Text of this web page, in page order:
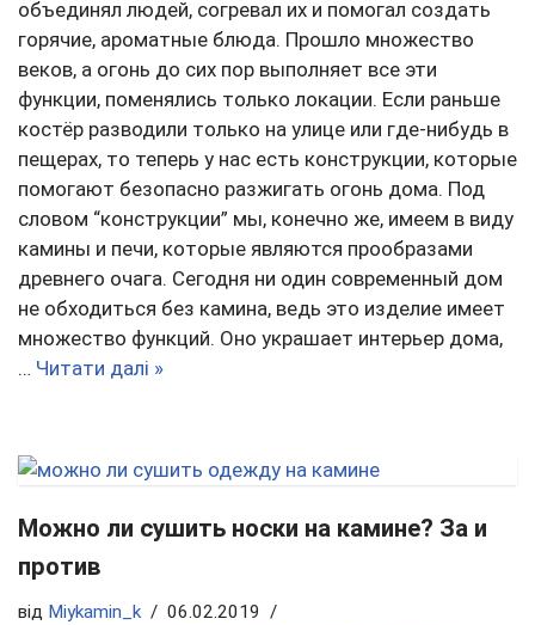
объединял людей, согревал их и помогал создать
горячие, ароматные блюда. Прошло множество
веков, а огонь до сих пор выполняет все эти
функции, поменялись только локации. Если раньше
костёр разводили только на улице или где-нибудь в
пещерах, то теперь у нас есть конструкции, которые
помогают безопасно разжигать огонь дома. Под
словом “конструкции” мы, конечно же, имеем в виду
камины и печи, которые являются прообразами
древнего очага. Сегодня ни один современный дом
не обходиться без камина, ведь это изделие имеет
множество функций. Оно украшает интерьер дома,
… Читати далі »
Можно ли сушить носки на камине? За и
против
від Miykamin_k
06.02.2019